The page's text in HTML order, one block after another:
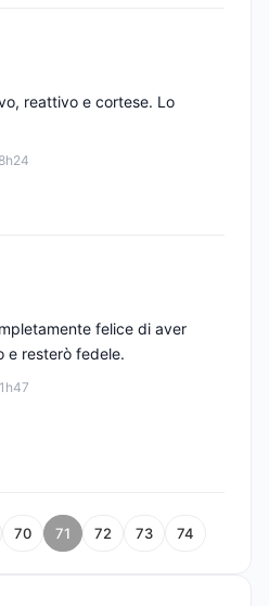
reattivo e cortese. Lo
felice di aver
e resterò fedele.
70 71 72 73 74